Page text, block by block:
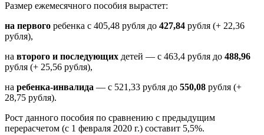
Размер ежемесячного пособия вырастет:
на первого ребенка с 405,48 рубля до 427,84 рубля (+ 22,36
рубля),
на второго и последующих детей — с 463,4 рубля до 488,96
рубля (+ 25,56 рубля),
на ребенка-инвалида — с 521,33 рубля до 550,08 рубля (+
28,75 рубля).
Рост данного пособия по сравнению с предыдущим
перерасчетом (с 1 февраля 2020 г.) составит 5,5%.